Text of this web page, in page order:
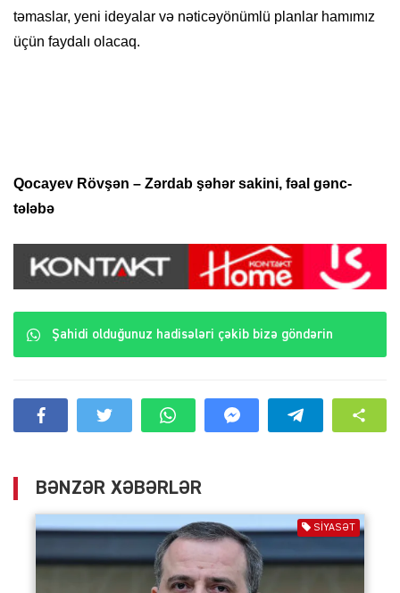
təmaslar, yeni ideyalar və nəticəyönümlü planlar hamımız
üçün faydalı olacaq.
Qocayev Rövşən – Zərdab şəhər sakini, fəal gənc-
tələbə
Şahidi olduğunuz hadisələri çəkib bizə göndərin
BƏNZƏR XƏBƏRLƏR
SIYASƏT